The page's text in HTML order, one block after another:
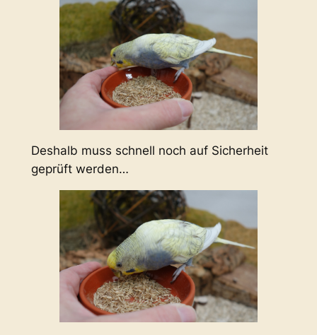
Deshalb muss schnell noch auf Sicherheit
geprüft werden…